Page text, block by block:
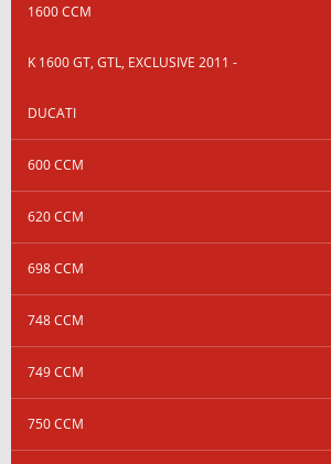
1600 CCM
K 1600 GT, GTL, EXCLUSIVE 2011 -
DUCATI
600 CCM
620 CCM
698 CCM
748 CCM
749 CCM
750 CCM